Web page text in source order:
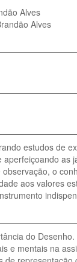
Alves
Alves
estudos de
as
o
aos valores
do Desenho.
e mentais na